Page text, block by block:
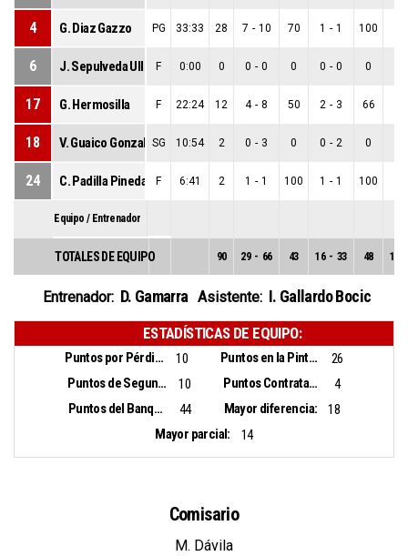
4 G. Diaz Gazzo PG 33:33 28 7 - 10 70 1 - 1 100
6 J. Sepulveda UlloaF 0:00 0 0 - 0 0 0 - 0 0
17 G. Hermosilla F 22:24 12 4 - 8 50 2 - 3 66
18 V. Guaico GonzalezSG 10:54 2 0 - 3 0 0 - 2 0
24 C. Padilla Pineda F 6:41 2 1 - 1 100 1 - 1 100
Equipo / Entrenador
TOTALES DE EQUIPO 90 29 - 66 43 16 - 33 48 13
Entrenador: D. Gamarra Asistente: I. Gallardo Bocic
ESTADÍSTICAS DE EQUIPO:
Puntos por Pérdidas: 10 Puntos en la Pintura:
26
Puntos de Segunda Oportunidad:
10 Puntos Contrataque:
4
Puntos del Banquillo:
44 Mayor diferencia:
18
Mayor parcial:
14
Comisario
M. Dávila